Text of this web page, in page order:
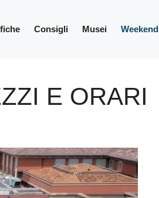
Consigli Musei Weekend
E ORARI